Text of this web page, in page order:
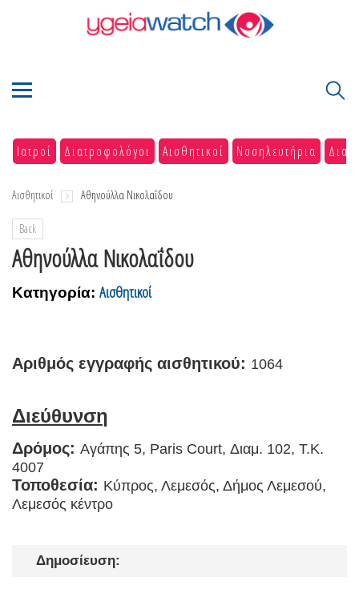
Ιατροί Διατροφολόγοι Αισθητικοί Νοσηλευτήρια
Αισθητικοί Αθηνούλλα Νικολαΐδου
Back
Αθηνούλλα Νικολαΐδου
Κατηγορία: Αισθητικοί
Αριθμός εγγραφής αισθητικού: 1064
Διεύθυνση
Δρόμος: Αγάπης 5, Paris Court, Διαμ. 102, T.K.
4007
Τοποθεσία: Κύπρος, Λεμεσός, Δήμος Λεμεσού,
Λεμεσός κέντρο
Δημοσίευση: